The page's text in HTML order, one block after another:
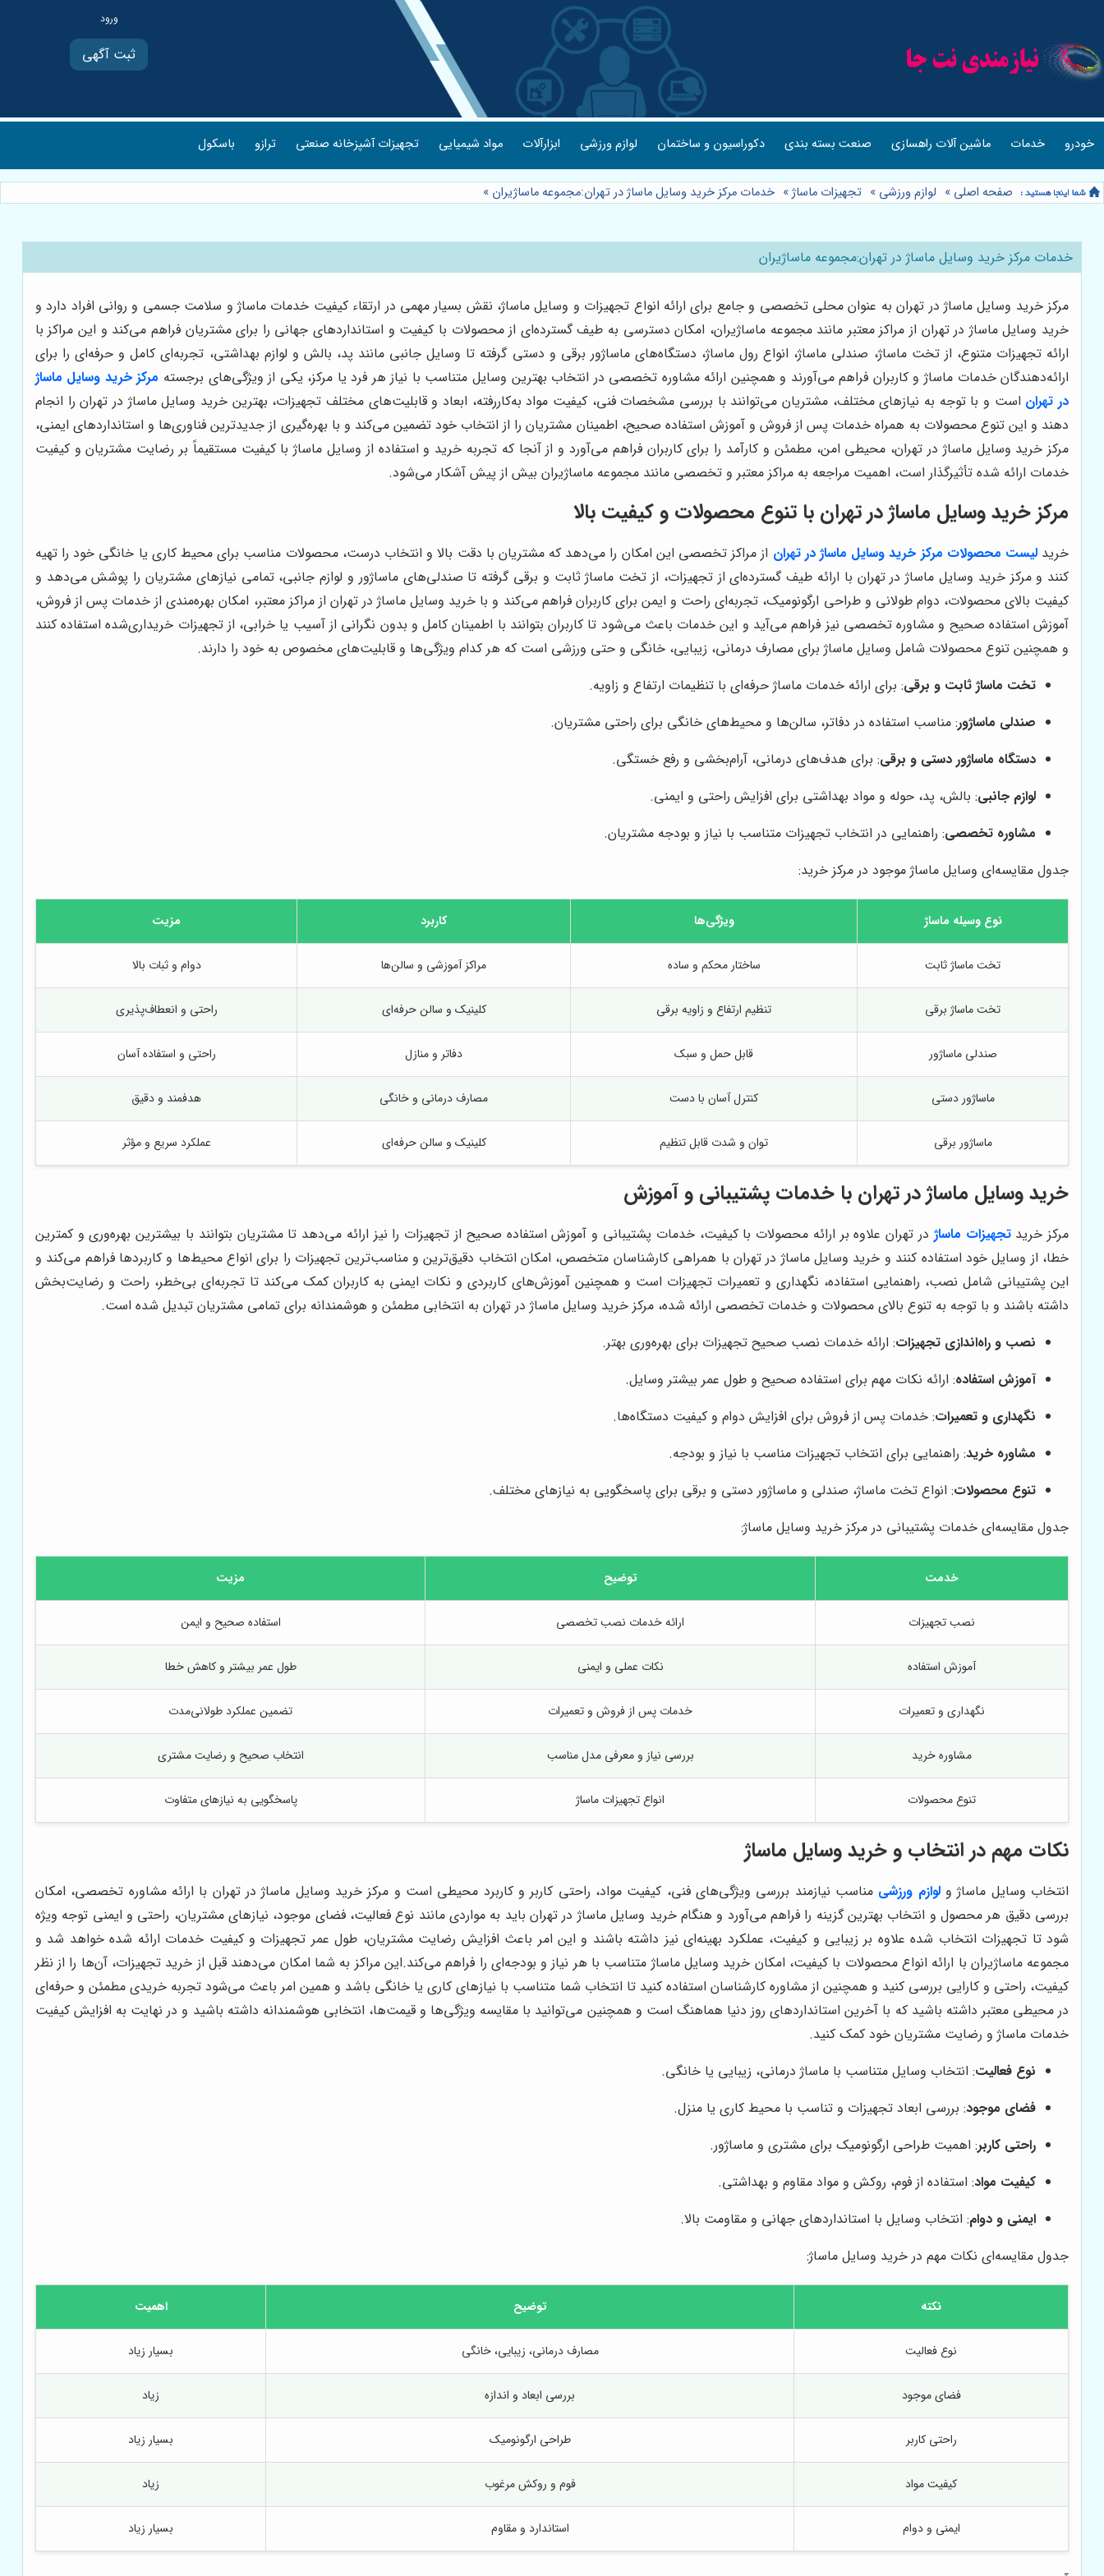
ثبت آگهی
خودرو خدمات ماشین آلات راهسازی صنعت بسته بندی دکوراسیون و ساختمان لوازم ورزشی ابزارآلات مواد شیمیایی تجهیزات آشپزخانه صنعتی ترازو باسکول
صفحه اصلی » لوازم ورزشی » تجهیزات ماساژ» خدمات مرکز خرید وسایل ماساژ در تهران:مجموعه ماساژیران »
خدمات مرکز خرید وسایل ماساژ در تهران:مجموعه ماساژیران
مرکز خرید وسایل ماساژ در تهران به عنوان محلی تخصصی و جامع برای ارائه انواع تجهیزات و وسایل ماساژ، نقش بسیار مهمی در ارتقاء کیفیت خدمات ماساژ و سلامت جسمی و روانی افراد دارد و
خرید وسایل ماساژ در تهران از مراکز معتبر مانند مجموعه ماساژیران، امکان دسترسی به طیف گسترده‌ای از محصولات با کیفیت و استانداردهای جهانی را برای مشتریان فراهم می‌کند و این مراکز با
ارائه تجهیزات متنوع، از تخت ماساژ، صندلی ماساژ، انواع رول ماساژ، دستگاه‌های ماساژور برقی و دستی گرفته تا وسایل جانبی مانند پد، بالش و لوازم بهداشتی، تجربه‌ای کامل و حرفه‌ای را برای
ارائه‌دهندگان خدمات ماساژ و کاربران فراهم می‌آورند و همچنین ارائه مشاوره تخصصی در انتخاب بهترین وسایل متناسب با نیاز هر فرد یا مرکز، یکی از ویژگی‌های برجسته مرکز خرید وسایل ماساژ
در تهران است و با توجه به نیازهای مختلف، مشتریان می‌توانند با بررسی مشخصات فنی، کیفیت مواد به‌کاررفته، ابعاد و قابلیت‌های مختلف تجهیزات، بهترین خرید وسایل ماساژ در تهران را انجام
دهند و این تنوع محصولات به همراه خدمات پس از فروش و آموزش استفاده صحیح، اطمینان مشتریان را از انتخاب خود تضمین می‌کند و با بهره‌گیری از جدیدترین فناوری‌ها و استانداردهای ایمنی،
مرکز خرید وسایل ماساژ در تهران، محیطی امن، مطمئن و کارآمد را برای کاربران فراهم می‌آورد و از آنجا که تجربه خرید و استفاده از وسایل ماساژ با کیفیت مستقیماً بر رضایت مشتریان و کیفیت
خدمات ارائه شده تأثیرگذار است، اهمیت مراجعه به مراکز معتبر و تخصصی مانند مجموعه ماساژیران بیش از پیش آشکار می‌شود.
مرکز خرید وسایل ماساژ در تهران با تنوع محصولات و کیفیت بالا
خرید لیست محصولات مرکز خرید وسایل ماساژ در تهران از مراکز تخصصی این امکان را می‌دهد که مشتریان با دقت بالا و انتخاب درست، محصولات مناسب برای محیط کاری یا خانگی خود را تهیه
کنند و مرکز خرید وسایل ماساژ در تهران با ارائه طیف گسترده‌ای از تجهیزات، از تخت ماساژ ثابت و برقی گرفته تا صندلی‌های ماساژور و لوازم جانبی، تمامی نیازهای مشتریان را پوشش می‌دهد و
کیفیت بالای محصولات، دوام طولانی و طراحی ارگونومیک، تجربه‌ای راحت و ایمن برای کاربران فراهم می‌کند و با خرید وسایل ماساژ در تهران از مراکز معتبر، امکان بهره‌مندی از خدمات پس از فروش،
آموزش استفاده صحیح و مشاوره تخصصی نیز فراهم می‌آید و این خدمات باعث می‌شود تا کاربران بتوانند با اطمینان کامل و بدون نگرانی از آسیب یا خرابی، از تجهیزات خریداری‌شده استفاده کنند
و همچنین تنوع محصولات شامل وسایل ماساژ برای مصارف درمانی، زیبایی، خانگی و حتی ورزشی است که هر کدام ویژگی‌ها و قابلیت‌های مخصوص به خود را دارند.
تخت ماساژ ثابت و برقی: برای ارائه خدمات ماساژ حرفه‌ای با تنظیمات ارتفاع و زاویه.
صندلی ماساژور: مناسب استفاده در دفاتر، سالن‌ها و محیط‌های خانگی برای راحتی مشتریان.
دستگاه ماساژور دستی و برقی: برای هدف‌های درمانی، آرام‌بخشی و رفع خستگی.
لوازم جانبی: بالش، پد، حوله و مواد بهداشتی برای افزایش راحتی و ایمنی.
مشاوره تخصصی: راهنمایی در انتخاب تجهیزات متناسب با نیاز و بودجه مشتریان.
جدول مقایسه‌ای وسایل ماساژ موجود در مرکز خرید:
نوع وسیله ماساژ ویژگی‌ها کاربرد مزیت
تخت ماساژ ثابت ساختار محکم و ساده مراکز آموزشی و سالن‌ها دوام و ثبات بالا
تخت ماساژ برقی تنظیم ارتفاع و زاویه برقی کلینیک و سالن حرفه‌ای راحتی و انعطاف‌پذیری
صندلی ماساژور قابل حمل و سبک دفاتر و منازل راحتی و استفاده آسان
ماساژور دستی کنترل آسان با دست مصارف درمانی و خانگی هدفمند و دقیق
ماساژور برقی توان و شدت قابل تنظیم کلینیک و سالن حرفه‌ای عملکرد سریع و مؤثر
خرید وسایل ماساژ در تهران با خدمات پشتیبانی و آموزش
مرکز خرید تجهیزات ماساژ در تهران علاوه بر ارائه محصولات با کیفیت، خدمات پشتیبانی و آموزش استفاده صحیح از تجهیزات را نیز ارائه می‌دهد تا مشتریان بتوانند با بیشترین بهره‌وری و کمترین
خطا، از وسایل خود استفاده کنند و خرید وسایل ماساژ در تهران با همراهی کارشناسان متخصص، امکان انتخاب دقیق‌ترین و مناسب‌ترین تجهیزات را برای انواع محیط‌ها و کاربردها فراهم می‌کند و
این پشتیبانی شامل نصب، راهنمایی استفاده، نگهداری و تعمیرات تجهیزات است و همچنین آموزش‌های کاربردی و نکات ایمنی به کاربران کمک می‌کند تا تجربه‌ای بی‌خطر، راحت و رضایت‌بخش
داشته باشند و با توجه به تنوع بالای محصولات و خدمات تخصصی ارائه شده، مرکز خرید وسایل ماساژ در تهران به انتخابی مطمئن و هوشمندانه برای تمامی مشتریان تبدیل شده است.
نصب و راه‌اندازی تجهیزات: ارائه خدمات نصب صحیح تجهیزات برای بهره‌وری بهتر.
آموزش استفاده: ارائه نکات مهم برای استفاده صحیح و طول عمر بیشتر وسایل.
نگهداری و تعمیرات: خدمات پس از فروش برای افزایش دوام و کیفیت دستگاه‌ها.
مشاوره خرید: راهنمایی برای انتخاب تجهیزات مناسب با نیاز و بودجه.
تنوع محصولات: انواع تخت ماساژ، صندلی و ماساژور دستی و برقی برای پاسخگویی به نیازهای مختلف.
جدول مقایسه‌ای خدمات پشتیبانی در مرکز خرید وسایل ماساژ:
خدمت توضیح مزیت
نصب تجهیزات ارائه خدمات نصب تخصصی استفاده صحیح و ایمن
آموزش استفاده نکات عملی و ایمنی طول عمر بیشتر و کاهش خطا
نگهداری و تعمیرات خدمات پس از فروش و تعمیرات تضمین عملکرد طولانی‌مدت
مشاوره خرید بررسی نیاز و معرفی مدل مناسب انتخاب صحیح و رضایت مشتری
تنوع محصولات انواع تجهیزات ماساژ پاسخگویی به نیازهای متفاوت
نکات مهم در انتخاب و خرید وسایل ماساژ
انتخاب وسایل ماساژ و لوازم ورزشی مناسب نیازمند بررسی ویژگی‌های فنی، کیفیت مواد، راحتی کاربر و کاربرد محیطی است و مرکز خرید وسایل ماساژ در تهران با ارائه مشاوره تخصصی، امکان
بررسی دقیق هر محصول و انتخاب بهترین گزینه را فراهم می‌آورد و هنگام خرید وسایل ماساژ در تهران باید به مواردی مانند نوع فعالیت، فضای موجود، نیازهای مشتریان، راحتی و ایمنی توجه ویژه
شود تا تجهیزات انتخاب شده علاوه بر زیبایی و کیفیت، عملکرد بهینه‌ای نیز داشته باشند و این امر باعث افزایش رضایت مشتریان، طول عمر تجهیزات و کیفیت خدمات ارائه شده خواهد شد و
مجموعه ماساژیران با ارائه انواع محصولات با کیفیت، امکان خرید وسایل ماساژ متناسب با هر نیاز و بودجه‌ای را فراهم می‌کند.این مراکز به شما امکان می‌دهند قبل از خرید تجهیزات، آن‌ها را از نظر
کیفیت، راحتی و کارایی بررسی کنید و همچنین از مشاوره کارشناسان استفاده کنید تا انتخاب شما متناسب با نیازهای کاری یا خانگی باشد و همین امر باعث می‌شود تجربه خریدی مطمئن و حرفه‌ای
در محیطی معتبر داشته باشید که با آخرین استانداردهای روز دنیا هماهنگ است و همچنین می‌توانید با مقایسه ویژگی‌ها و قیمت‌ها، انتخابی هوشمندانه داشته باشید و در نهایت به افزایش کیفیت
خدمات ماساژ و رضایت مشتریان خود کمک کنید.
نوع فعالیت: انتخاب وسایل متناسب با ماساژ درمانی، زیبایی یا خانگی.
فضای موجود: بررسی ابعاد تجهیزات و تناسب با محیط کاری یا منزل.
راحتی کاربر: اهمیت طراحی ارگونومیک برای مشتری و ماساژور.
کیفیت مواد: استفاده از فوم، روکش و مواد مقاوم و بهداشتی.
ایمنی و دوام: انتخاب وسایل با استانداردهای جهانی و مقاومت بالا.
جدول مقایسه‌ای نکات مهم در خرید وسایل ماساژ:
نکته توضیح اهمیت
نوع فعالیت مصارف درمانی، زیبایی، خانگی بسیار زیاد
فضای موجود بررسی ابعاد و اندازه زیاد
راحتی کاربر طراحی ارگونومیک بسیار زیاد
کیفیت مواد فوم و روکش مرغوب زیاد
ایمنی و دوام استاندارد و مقاوم بسیار زیاد